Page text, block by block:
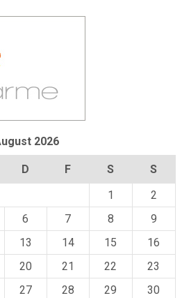
2026
D F S
S
1
2
6 7 8
9
13 14 15
16
20 21 22
23
27 28 29
30